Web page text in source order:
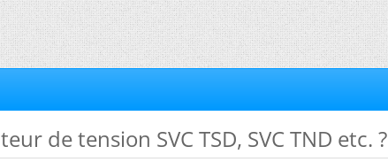
de tension SVC TSD, SVC TND etc. ?